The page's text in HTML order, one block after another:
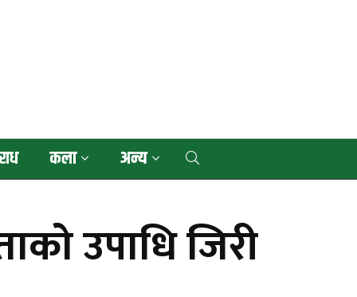
कला अन्य
उपाधि जिरी